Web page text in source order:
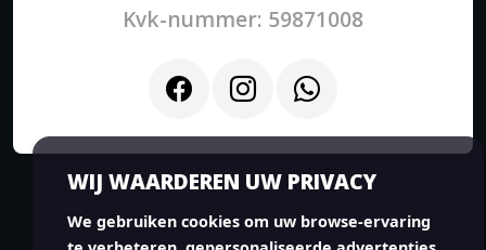
Kvk-nummer: 59871008
WIJ WAARDEREN UW PRIVACY
We gebruiken cookies om uw browse-ervaring